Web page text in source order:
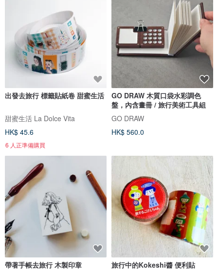
出發去旅行 標籤貼紙卷 甜蜜生活
甜蜜生活 La Dolce Vita
HK$ 45.6
6 人正準備購買
GO DRAW 木質口袋水彩調色
盤，內含畫冊 / 旅行美術工具組
GO DRAW
HK$ 560.0
帶著手帳去旅行 木製印章 旅行中的Kokeshi醬 便利貼